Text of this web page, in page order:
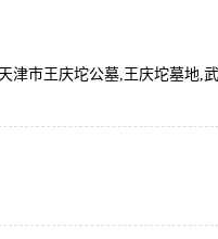
津市王庆坨公墓,王庆坨墓地,